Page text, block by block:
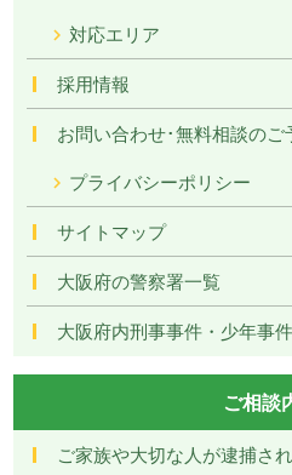
対応エリア
採用情報
お問い合わせ･無料相談のご
プライバシーポリシー
サイトマップ
大阪府の警察署一覧
大阪府内刑事事件・少年事
ご相談
ご家族や大切な人が逮捕さ